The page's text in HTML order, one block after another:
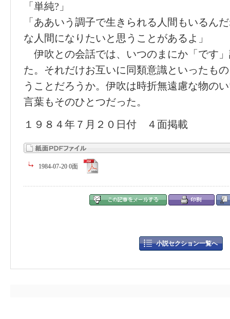
「単純?」
「ああいう調子で生きられる人間もいるん
な人間になりたいと思うことがあるよ」
伊吹との会話では、いつのまにか「です
た。それだけお互いに同類意識といったも
うことだろうか。伊吹は時折無遠慮な物の
言葉もそのひとつだった。
１９８４年７月２０日付 ４面掲載
1984-07-20 0面
小説セクション一覧へ